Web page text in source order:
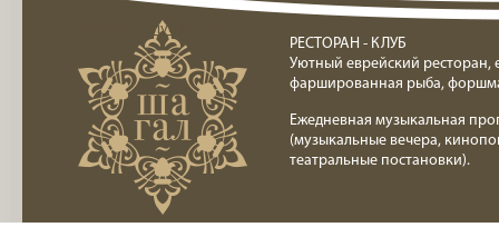
Ресторан клуб Шагал
РЕСТОРАН - КЛУБ
Уютный еврейский ресторан,
фаршированная рыба,
Ежедневная музыкальная
(музыкальные вечера,
театральные постановки).